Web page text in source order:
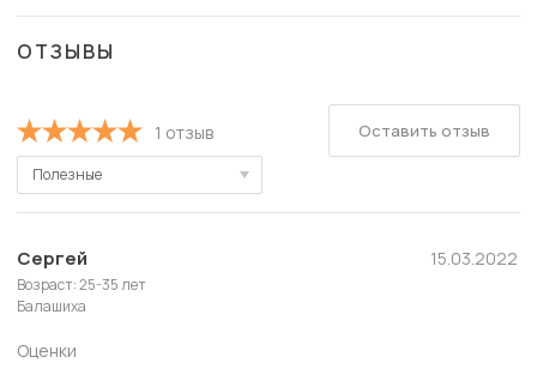
ОТЗЫВЫ
1 отзыв
Полезные
Полезные
Новые
Старые
Сергей
Возраст: 25-35 лет
Балашиха
Оценки
15.03.2022
Оставить отзыв